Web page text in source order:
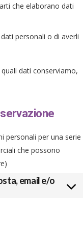
che elaborano dati
personali o di averli
dati conserviamo,
personali per una serie
che possono
email e/o